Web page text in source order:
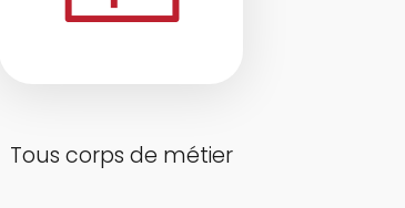
Tous corps de métier